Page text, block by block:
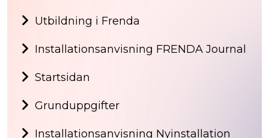
Utbildning i Frenda
Installationsanvisning FRENDA Journal
Startsidan
Grunduppgifter
Installationsanvisning Nyinstallation